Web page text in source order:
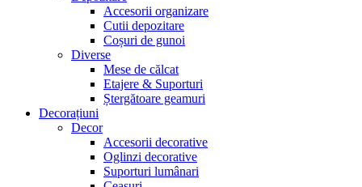
Accesorii organizare
Cutii depozitare
Coșuri de gunoi
Diverse
Mese de călcat
Etajere & Suporturi
Ștergătoare geamuri
Decorațiuni
Decor
Accesorii decorative
Oglinzi decorative
Suporturi lumânari